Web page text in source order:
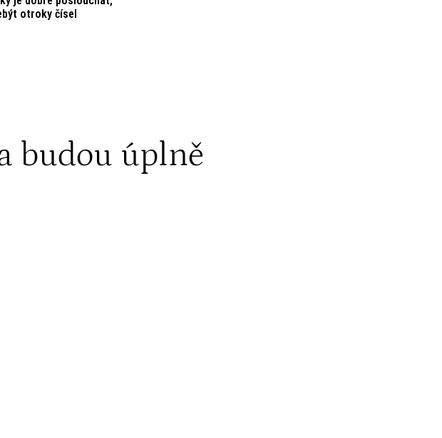
otroky čísel
budou úplně